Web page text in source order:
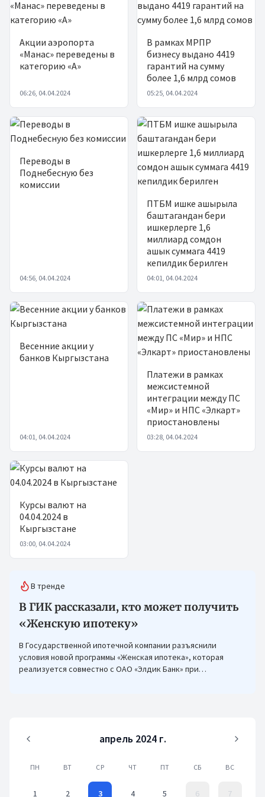
Акции аэропорта
«Манас» переведены в
категорию «А»
06:26, 04.04.2024
В рамках МРПР
бизнесу выдано 4419
гарантий на сумму
более 1,6 млрд сомов
05:25, 04.04.2024
Переводы в
Поднебесную без
комиссии
04:56, 04.04.2024
ПТБМ ишке ашырыла
баштагандан бери
ишкерлерге 1,6
миллиард сомдон
ашык суммага 4419
кепилдик берилген
04:01, 04.04.2024
Весенние акции у
банков Кыргызстана
04:01, 04.04.2024
Платежи в рамках
межсистемной
интеграции между ПС
«Мир» и НПС «Элкарт»
приостановлены
03:28, 04.04.2024
Курсы валют на
04.04.2024 в
Кыргызстане
03:00, 04.04.2024
В тренде
В ГИК рассказали, кто может получить
«Женскую ипотеку»
В Государственной ипотечной компании разъяснили
условия новой программы «Женская ипотека», которая
реализуется совместно с ОАО «Элдик Банк» при
апрель 2024 г.
ПН ВТ СР ЧТ ПТ СБ ВС
1 2 3 4 5 6 7